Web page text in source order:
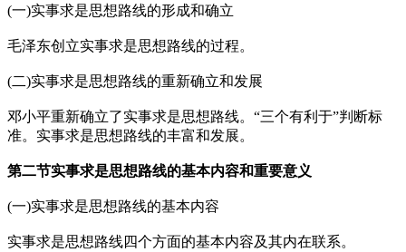
(一)实事求是思想路线的形成和确立
毛泽东创立实事求是思想路线的过程。
(二)实事求是思想路线的重新确立和发展
邓小平重新确立了实事求是思想路线。“三个有利于”判断标
准。实事求是思想路线的丰富和发展。
第二节实事求是思想路线的基本内容和重要意义
(一)实事求是思想路线的基本内容
实事求是思想路线四个方面的基本内容及其内在联系。